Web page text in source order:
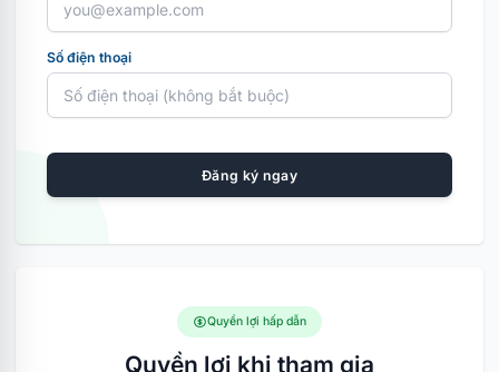
Số điện thoại
Đăng ký ngay
Quyền lợi hấp dẫn
Quyền lợi khi tham gia